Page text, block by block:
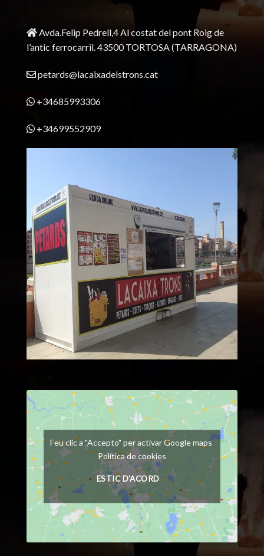
Avda.Felip Pedrell,4 Al costat del pont Roig de
l’antic ferrocarril.43500 TORTOSA(TARRAGONA)
petards@lacaixadelstrons.cat
+34685993306
+34699552909
Feu clic a "Accepto" per activar Google maps
Política de cookies
ESTIC D'ACORD